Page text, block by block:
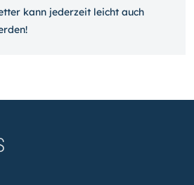
kann jeder­zeit leicht auch